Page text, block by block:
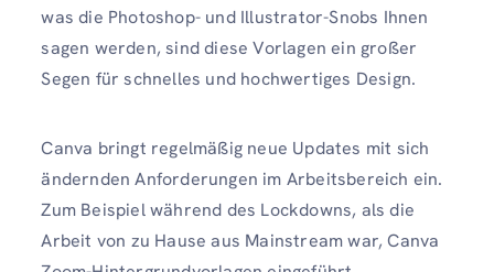
was die Photoshop- und Illustrator-Snobs Ihnen
sagen werden, sind diese Vorlagen ein großer
Segen für schnelles und hochwertiges Design.
Canva bringt regelmäßig neue Updates mit sich
ändernden Anforderungen im Arbeitsbereich ein.
Zum Beispiel während des Lockdowns, als die
Arbeit von zu Hause aus Mainstream war, Canva